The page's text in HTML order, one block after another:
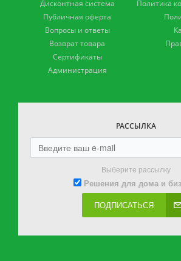
Дисконтная система
Публичная оферта
Вопросы и ответы
Возврат товара
Сертификаты
Администрация
Политика
РАССЫЛКА
Выберите рассылку
Решения для дома и
ПОДПИСАТЬСЯ